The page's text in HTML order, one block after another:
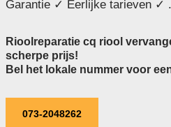
Garantie ✓ Eerlijke tarieven ✓ .
Rioolreparatie cq riool
scherpe prijs!
Bel het lokale nummer voor
073-2048262